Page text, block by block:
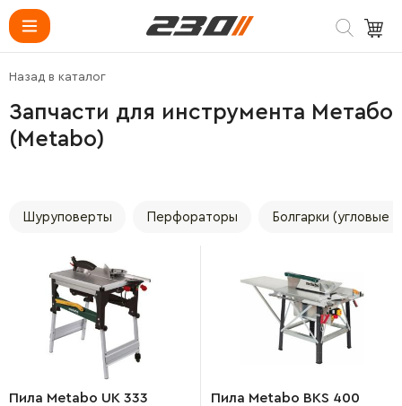
Запчасти для инструмента Метабо
(Metabo)
Назад в каталог
Шуруповерты Перфораторы Болгарки (угловые
Пила Metabo UK 333
Пила Metabo BKS 400